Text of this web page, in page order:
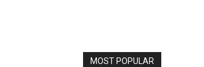
MOST POPULAR